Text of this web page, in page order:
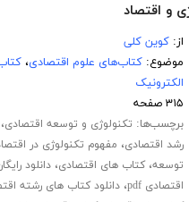
و اقتصاد
از:کوین کلی
موضوع:کتاب‌های علوم اقتصادی،
الکترونیک
۳۱۵ صفحه
برچسب‌ها: تکنولوژی و توسعه اقتصادی،
رشد اقتصادی، مفهوم تکنولوژی در
توسعه،کتاب های اقتصادی،دانلود
اقتصادی pdf
،دانلود کتاب های رشته